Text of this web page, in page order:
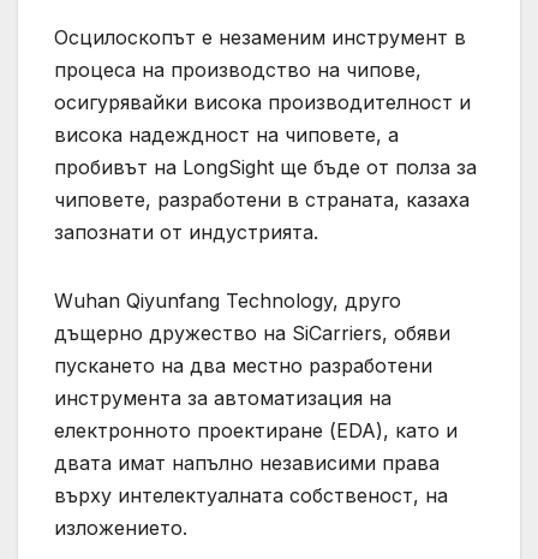
Осцилоскопът е незаменим инструмент в
процеса на производство на чипове,
осигурявайки висока производителност и
висока надеждност на чиповете, а
пробивът на LongSight ще бъде от полза за
чиповете, разработени в страната, казаха
запознати от индустрията.
Wuhan Qiyunfang Technology, друго
дъщерно дружество на SiCarriers, обяви
пускането на два местно разработени
инструмента за автоматизация на
електронното проектиране (EDA), като и
двата имат напълно независими права
върху интелектуалната собственост, на
изложението.